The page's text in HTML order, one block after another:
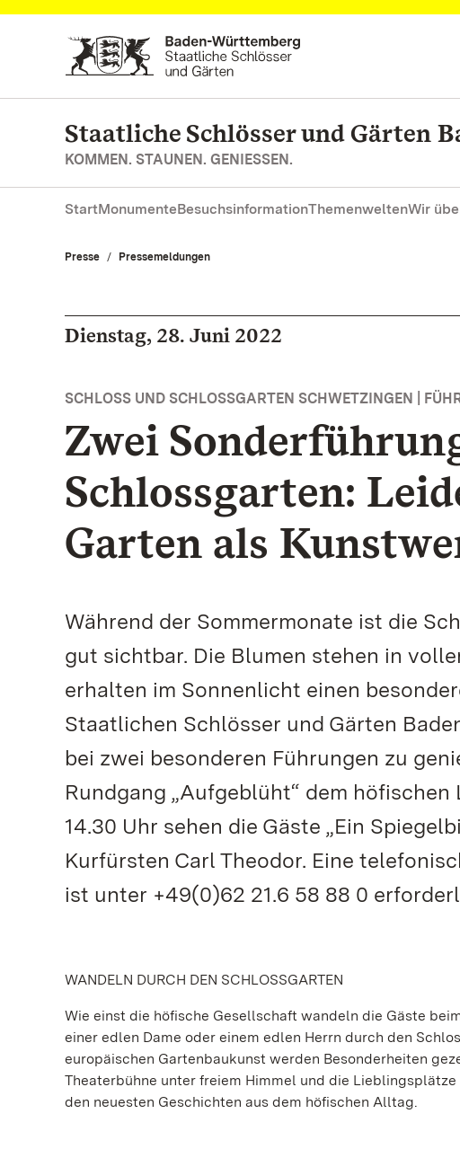
Zum Hauptinhalt springen
Staatliche Schlösser und Gärten
KOMMEN. STAUNEN. GENIESSEN.
StartMonumenteBesuchsinformationThemenweltenWir
Presse Pressemeldungen
Dienstag, 28. Juni 2022
SCHLOSS UND SCHLOSSGARTEN SCHWETZINGEN |
Zwei
Schlossgarten:
Garten als
Während der Sommermonate ist die
gut sichtbar. Die Blumen stehen in
erhalten im Sonnenlicht einen
Staatlichen Schlösser und Gärten
bei zwei besonderen Führungen zu
Rundgang „Aufgeblüht“ dem
14.30 Uhr sehen die Gäste „Ein
Kurfürsten Carl Theodor. Eine
ist unter +49(0)62 21.6 58 88 0
WANDELN DURCH DEN SCHLOSSGARTEN
Wie einst die höfische Gesellschaft wandeln die Gäste
einer edlen Dame oder einem edlen Herrn durch den
europäischen Gartenbaukunst werden Besonderheiten
Theaterbühne unter freiem Himmel und die
den neuesten Geschichten aus dem höfischen Alltag.